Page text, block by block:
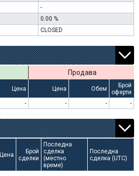
-
0.00 %
CLOSED
Продава
Цена Цена Обем
Брой
оферти
- - - -
Цена
Брой
сделки
Последна
сделка
(местно
време)
Последна
сделка (UTC)